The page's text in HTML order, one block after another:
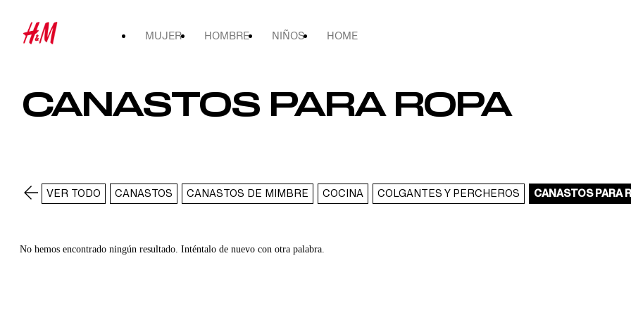
MUJER HOMBRE NIÑOS HOME
CANASTOS PARA ROPA
VER TODO CANASTOS CANASTOS DE MIMBRE COCINA COLGANTES Y PERCHEROS CANASTOS PARA
No hemos encontrado ningún resultado. Inténtalo de nuevo con otra palabra.